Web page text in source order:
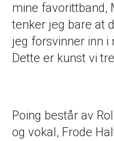
mine favorittband,
tenker jeg bare at
jeg forsvinner inn i
Dette er kunst vi
Poing består av
og vokal, Frode